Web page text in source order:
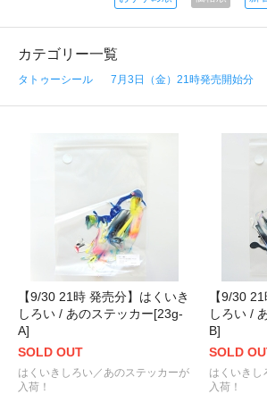
カテゴリー一覧
タトゥーシール 7月3日（金）21時発売開始分
【9/30 21時 発売分】はくいき
しろい / あのステッカー[23g-
A]
SOLD OUT
はくいきしろい／あのステッカーが
入荷！
【9/30
しろい /
B]
SOLD
はくいきし
入荷！